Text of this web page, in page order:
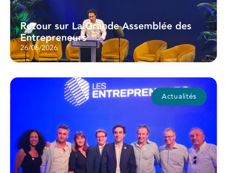
Retour sur La Grande Assemblée des
Entrepreneurs
26/06/2026
Actualités